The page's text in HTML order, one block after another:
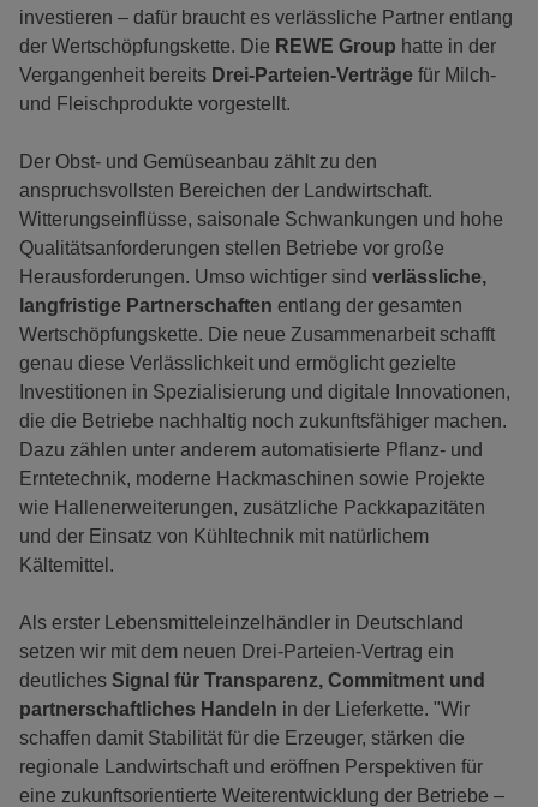
investieren – dafür braucht es verlässliche Partner entlang
der Wertschöpfungskette. Die REWE Group hatte in der
Vergangenheit bereits Drei-Parteien-Verträge für Milch-
und Fleischprodukte vorgestellt.
Der Obst- und Gemüseanbau zählt zu den
anspruchsvollsten Bereichen der Landwirtschaft.
Witterungseinflüsse, saisonale Schwankungen und hohe
Qualitätsanforderungen stellen Betriebe vor große
Herausforderungen. Umso wichtiger sind verlässliche,
langfristige Partnerschaften entlang der gesamten
Wertschöpfungskette. Die neue Zusammenarbeit schafft
genau diese Verlässlichkeit und ermöglicht gezielte
Investitionen in Spezialisierung und digitale Innovationen,
die die Betriebe nachhaltig noch zukunftsfähiger machen.
Dazu zählen unter anderem automatisierte Pflanz- und
Erntetechnik, moderne Hackmaschinen sowie Projekte
wie Hallenerweiterungen, zusätzliche Packkapazitäten
und der Einsatz von Kühltechnik mit natürlichem
Kältemittel.
Als erster Lebensmitteleinzelhändler in Deutschland
setzen wir mit dem neuen Drei-Parteien-Vertrag ein
deutliches Signal für Transparenz, Commitment und
partnerschaftliches Handeln in der Lieferkette. "Wir
schaffen damit Stabilität für die Erzeuger, stärken die
regionale Landwirtschaft und eröffnen Perspektiven für
eine zukunftsorientierte Weiterentwicklung der Betriebe –